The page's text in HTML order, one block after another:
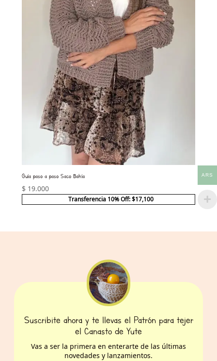
Guía paso a paso Saco Bahía
$19.000
Transferencia 10% Off: $17,100
Suscribite ahora y te llevas el Patrón para tejer
el Canasto de Yute
Vas a ser la primera en enterarte de las últimas
novedades y lanzamientos.
ARS